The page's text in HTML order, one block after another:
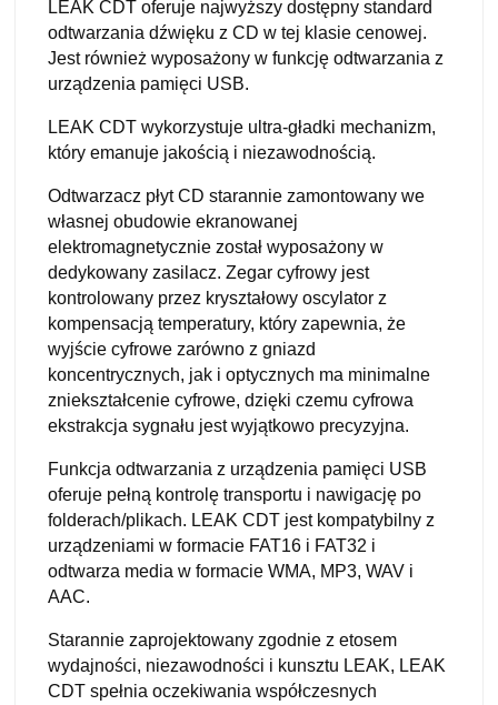
LEAK CDT oferuje najwyższy dostępny standard
odtwarzania dźwięku z CD w tej klasie cenowej.
Jest również wyposażony w funkcję odtwarzania z
urządzenia pamięci USB.
LEAK CDT wykorzystuje ultra-gładki mechanizm,
który emanuje jakością i niezawodnością.
Odtwarzacz płyt CD starannie zamontowany we
własnej obudowie ekranowanej
elektromagnetycznie został wyposażony w
dedykowany zasilacz. Zegar cyfrowy jest
kontrolowany przez kryształowy oscylator z
kompensacją temperatury, który zapewnia, że
wyjście cyfrowe zarówno z gniazd
koncentrycznych, jak i optycznych ma minimalne
zniekształcenie cyfrowe, dzięki czemu cyfrowa
ekstrakcja sygnału jest wyjątkowo precyzyjna.
Funkcja odtwarzania z urządzenia pamięci USB
oferuje pełną kontrolę transportu i nawigację po
folderach/plikach. LEAK CDT jest kompatybilny z
urządzeniami w formacie FAT16 i FAT32 i
odtwarza media w formacie WMA, MP3, WAV i
AAC.
Starannie zaprojektowany zgodnie z etosem
wydajności, niezawodności i kunsztu LEAK, LEAK
CDT spełnia oczekiwania współczesnych